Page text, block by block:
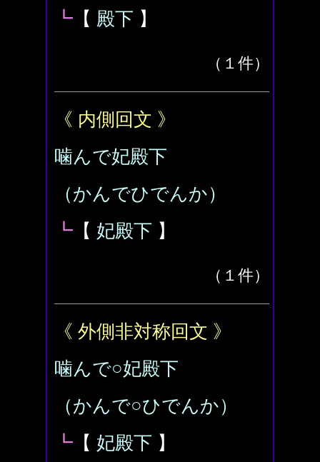
┗ 【 殿下 】
（１件）
《 内側回文 》
噛んで妃殿下
（かんでひでんか）
┗ 【 妃殿下 】
（１件）
《 外側非対称回文 》
噛んで○妃殿下
（かんで○ひでんか）
┗ 【 妃殿下 】